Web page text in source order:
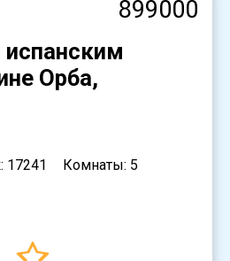
899000
испанским
Орба,
17241
Комнаты: 5